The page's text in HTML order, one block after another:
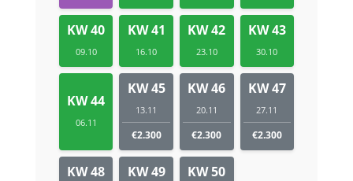
KW 40
09.10
KW 41
16.10
KW 42
23.10
KW 43
30.10
KW 44
06.11
KW 45
13.11
€2.300
KW 46
20.11
€2.300
KW 47
27.11
€2.300
KW 48 KW 49 KW 50